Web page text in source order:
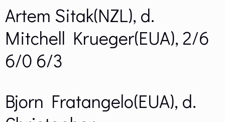
Artem Sitak(NZL), d.
Mitchell Krueger(EUA), 2/6
6/0 6/3
Bjorn Fratangelo(EUA), d.